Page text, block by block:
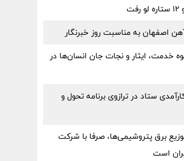
اصفهان به مناسبت روز خبرنگار
خدمت، ایثار و نجات جان انسان‌ها در
ستاد در ترازوی برنامه تحول و
برق پتروشیمی‌ها، صرفا با شرکت
است